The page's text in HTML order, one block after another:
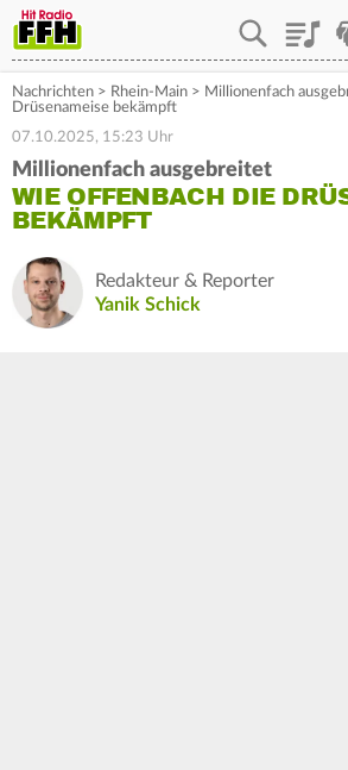
Playlist
Nachrichten > Rhein-Main > Millionenfach
Drüsenameise bekämpft
07.10.2025, 15:23 Uhr
Millionenfach ausgebreitet
WIE OFFENBACH DIE
BEKÄMPFT
Redakteur & Reporter
Yanik Schick